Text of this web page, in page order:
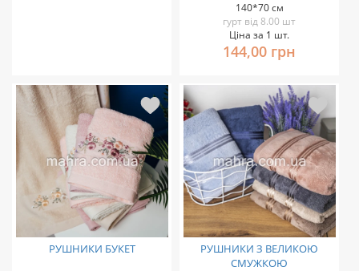
140*70 см
гурт від 8.00 шт
Ціна за 1 шт.
144,00 грн
РУШНИКИ БУКЕТ
РУШНИКИ З ВЕЛИКОЮ
СМУЖКОЮ